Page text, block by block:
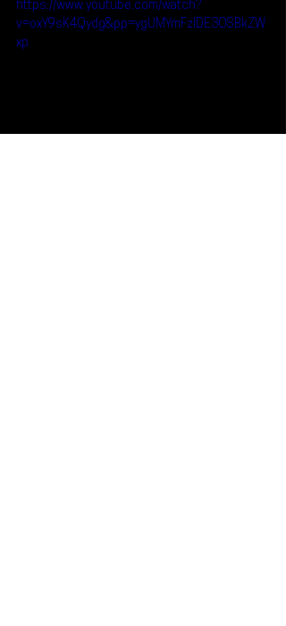
https://www.youtube.com/watch?
v=oxY9sK4Qydg&pp=ygUMYmFzIDE3OSBkZW
xp